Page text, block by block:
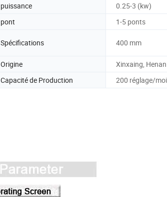
puissance
0.25-3 (kw)
pont 1-5 ponts
Spécifications 400 mm
Origine
Xinxaing, Henan
Capacité de Production 200 réglage/